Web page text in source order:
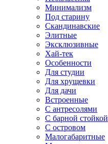
Минимализм
Под старину
Скандинавские
Элитные
Эксклюзивные
Хай-тек
Особенности
Для студии
Для хрущевки
Для дачи
Встроенные
С антресолями
С барной стойкой
С островом
Малогабаритные